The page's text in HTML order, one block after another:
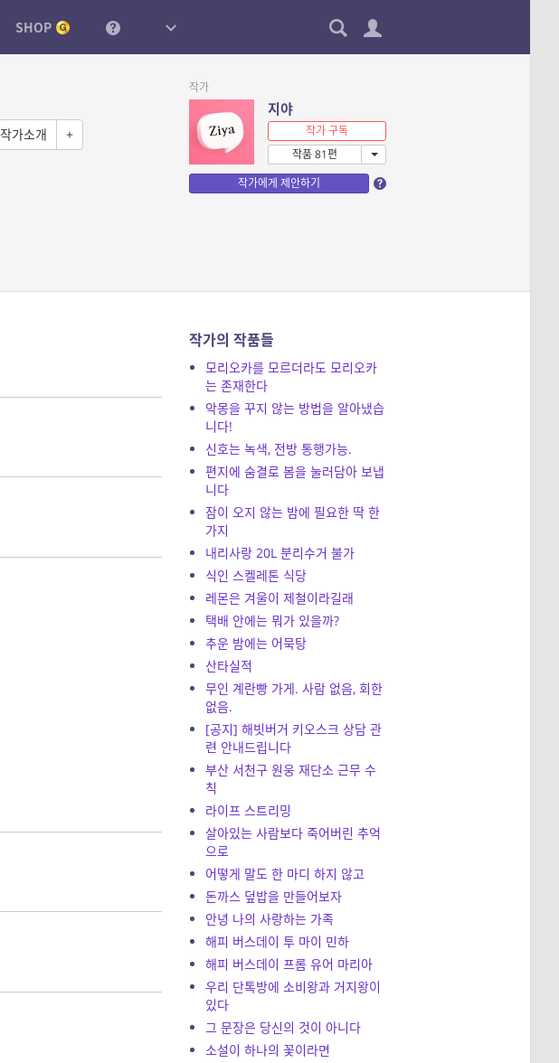
SHOP
작가소개 +
작가
지야
작가 구독
작품 81편
작가에게 제안하기
작가의 작품들
모리오카를 모르더라도 모리오카
는 존재한다
악몽을 꾸지 않는 방법을 알아냈습
니다!
신호는 녹색, 전방 통행가능.
편지에 숨결로 봄을 눌러담아 보냅
니다
잠이 오지 않는 밤에 필요한 딱 한
가지
내리사랑 20L 분리수거 불가
식인 스켈레톤 식당
레몬은 겨울이 제철이라길래
택배 안에는 뭐가 있을까?
추운 밤에는 어묵탕
산타실적
무인 계란빵 가게. 사람 없음, 회한
없음.
[공지] 해빗버거 키오스크 상담 관
련 안내드립니다
부산 서천구 원웅 재단소 근무 수
칙
라이프 스트리밍
살아있는 사람보다 죽어버린 추억
으로
어떻게 말도 한 마디 하지 않고
돈까스 덮밥을 만들어보자
안녕 나의 사랑하는 가족
해피 버스데이 투 마이 민하
해피 버스데이 프롬 유어 마리아
우리 단톡방에 소비왕과 거지왕이
있다
그 문장은 당신의 것이 아니다
소설이 하나의 꽃이라면